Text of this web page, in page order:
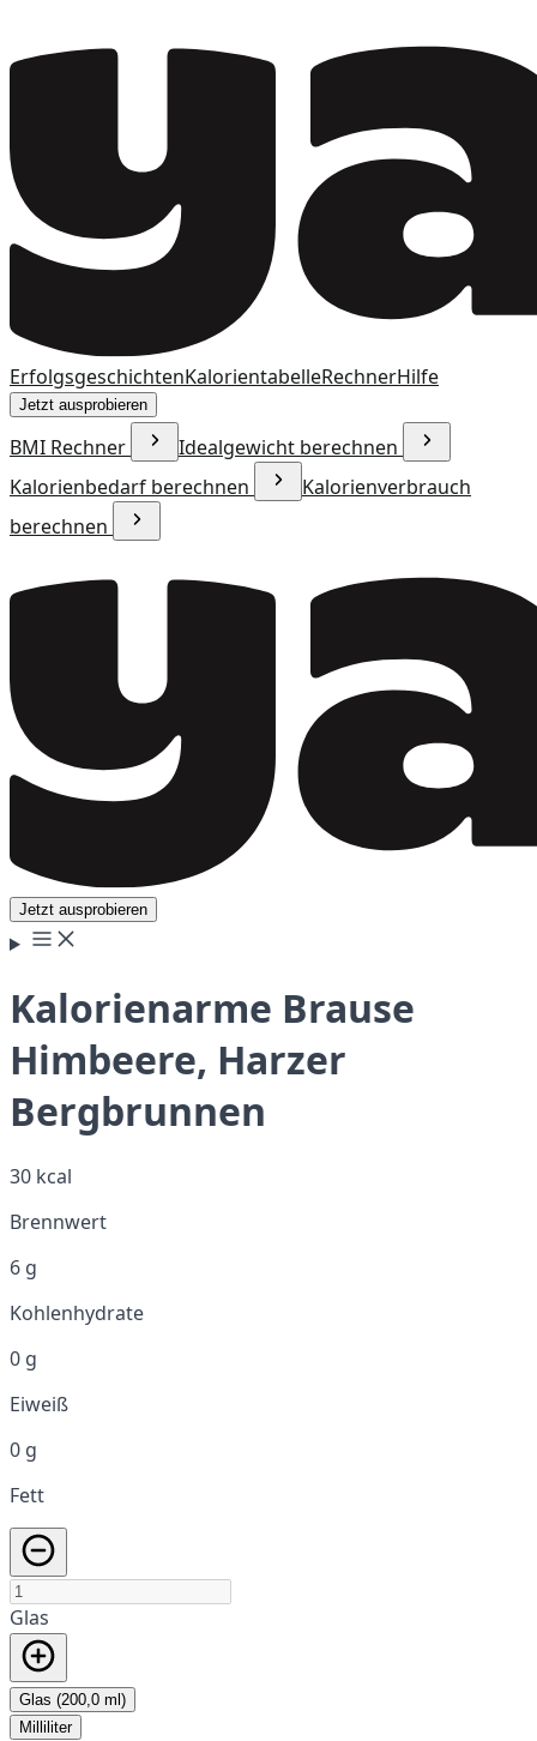
ErfolgsgeschichtenKalorientabelleRechnerHilfe
Jetzt ausprobieren
BMI Rechner
Idealgewicht berechnen
Kalorienbedarf berechnen
Kalorienverbrauch
berechnen
Jetzt ausprobieren
Kalorienarme Brause
Himbeere, Harzer
Bergbrunnen
30 kcal
Brennwert
6 g
Kohlenhydrate
0 g
Eiweiß
0 g
Fett
Glas
Glas (200,0 ml)
Milliliter